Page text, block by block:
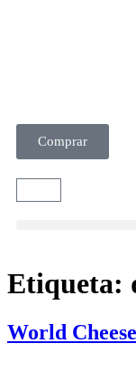
Comprar
Etiqueta:
World